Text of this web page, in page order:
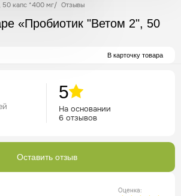
50 капс *400 мг/ Отзывы
В карточку товара
«Пробиотик "Ветом 2", 50
5
На основании
6 отзывов
Оценка:
Оставить отзыв